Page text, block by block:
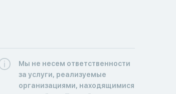
Мы не несем ответственности
за услуги, реализуемые
организациями, находящимися